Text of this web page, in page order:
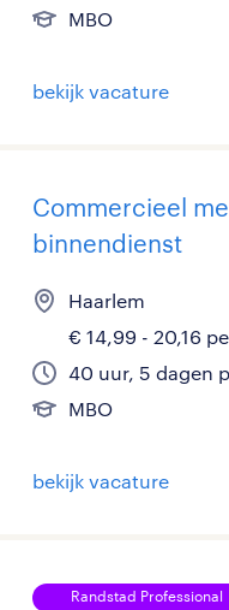
MBO
bekijk vacature
Commercieel
binnendienst
Haarlem
€ 14,99 - 20,16
40 uur, 5 dagen
MBO
bekijk vacature
Randstad Professional